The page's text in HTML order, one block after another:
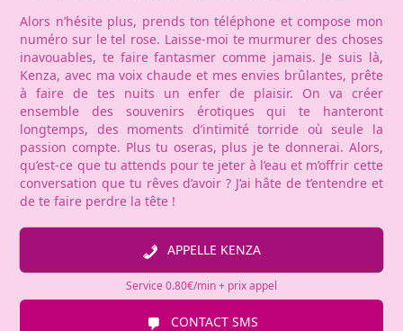
Alors n’hésite plus, prends ton téléphone et compose mon
numéro sur le tel rose. Laisse-moi te murmurer des choses
inavouables, te faire fantasmer comme jamais. Je suis là,
Kenza, avec ma voix chaude et mes envies brûlantes, prête
à faire de tes nuits un enfer de plaisir. On va créer
ensemble des souvenirs érotiques qui te hanteront
longtemps, des moments d’intimité torride où seule la
passion compte. Plus tu oseras, plus je te donnerai. Alors,
qu’est-ce que tu attends pour te jeter à l’eau et m’offrir cette
conversation que tu rêves d’avoir ? J’ai hâte de t’entendre et
de te faire perdre la tête !
APPELLE KENZA
Service 0.80€/min + prix appel
CONTACT SMS